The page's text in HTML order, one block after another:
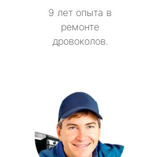
9 лет опыта в
ремонте
дровоколов.